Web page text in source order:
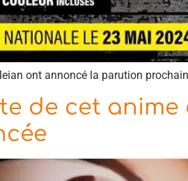
ont annoncé la parution
de cet